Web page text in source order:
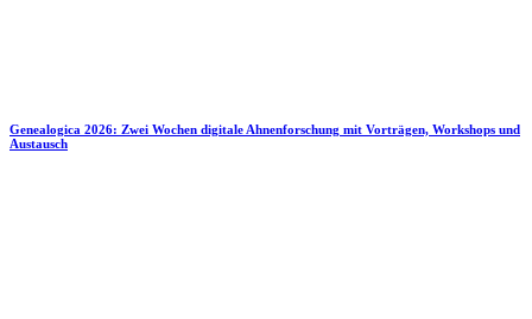
Genealogica 2026: Zwei Wochen digitale Ahnenforschung mit Vorträgen, Workshops und
Austausch